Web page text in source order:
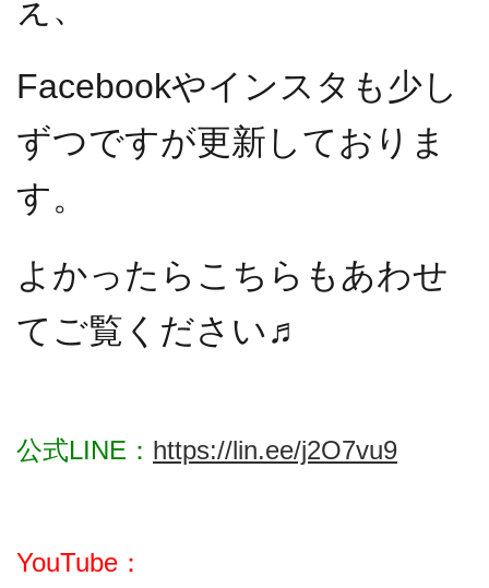
え、
Facebookやインスタも少し
ずつですが更新しておりま
す。
よかったらこちらもあわせ
てご覧ください♬
公式LINE： https://lin.ee/j2O7vu9
YouTube：